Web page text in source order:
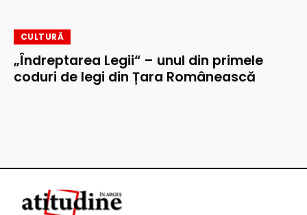
CULTURĂ
„Îndreptarea Legii“ – unul din primele
coduri de legi din Țara Românească